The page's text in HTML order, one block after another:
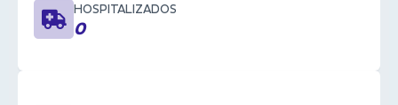
HOSPITALIZADOS
0